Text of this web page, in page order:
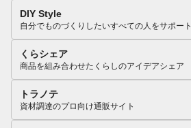
DIY Style
自分でものづくりしたいすべての人をサポート
くらシェア
商品を組み合わせたくらしのアイデアシェア
トラノテ
資材調達のプロ向け通販サイト